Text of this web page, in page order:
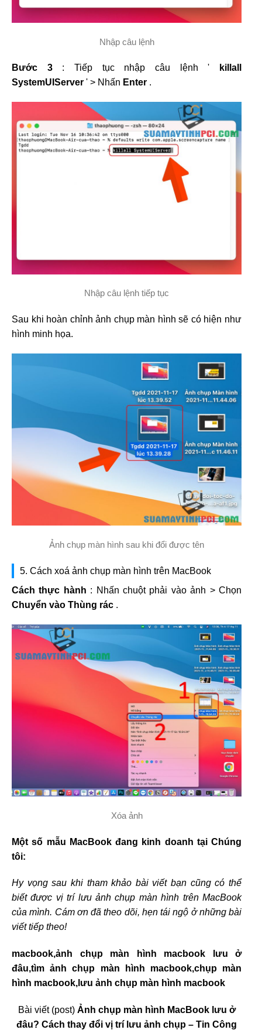
Nhập câu lệnh
Bước 3 : Tiếp tục nhập câu lệnh '
killall
SystemUIServer ' > Nhấn Enter .
Nhập câu lệnh tiếp tục
Sau khi hoàn chỉnh ảnh chụp màn hình sẽ có hiện như
hình minh họa.
Ảnh chụp màn hình sau khi đổi được tên
5. Cách xoá ảnh chụp màn hình trên MacBook
Cách thực hành : Nhấn chuột phải vào ảnh > Chọn
Chuyển vào Thùng rác .
Xóa ảnh
Một số mẫu MacBook đang kinh doanh tại Chúng
tôi:
Hy vọng sau khi tham khảo bài viết bạn cũng có thể
biết được vị trí lưu ảnh chụp màn hình trên MacBook
của mình. Cám ơn đã theo dõi, hẹn tái ngộ ở những bài
viết tiếp theo!
macbook,ảnh chụp màn hình macbook lưu ở
đâu,tìm ảnh chụp màn hình macbook,chụp màn
hình macbook,lưu ảnh chụp màn hình macbook
Bài viết (post) Ảnh chụp màn hình MacBook lưu ở
đâu? Cách thay đổi vị trí lưu ảnh chụp – Tin Công